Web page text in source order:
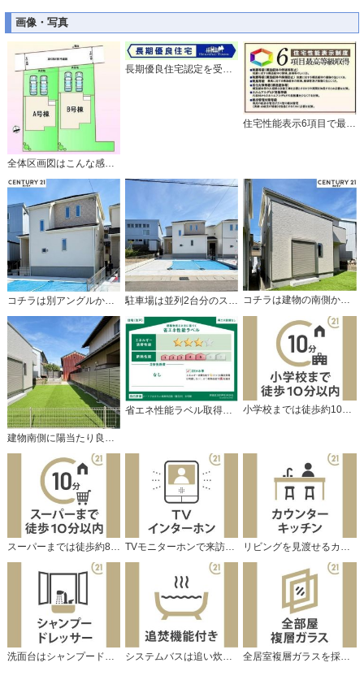
画像・写真
長期優良住宅認定を受けたお家です。
住宅性能表示6項目で最上等級取得のお家。
コチラは建物の南側から見た外観写真です。
建物南側に陽当たり良好なお庭があります。
小学校までは徒歩約10分の距離です。
スーパーまでは徒歩約8分の距離です。 TVモニターホンで来訪者をチェック。 リビングを見渡せるカウンターキッチン。